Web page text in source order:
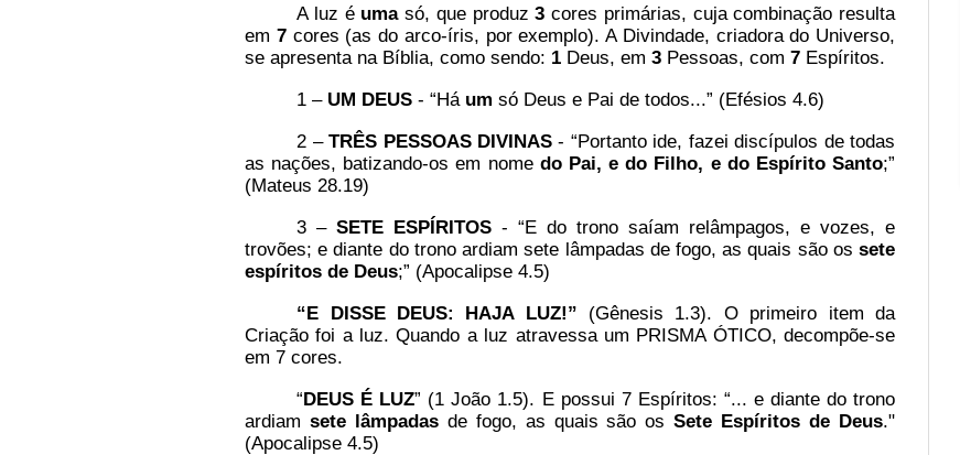
A luz é umasó, que produz3 cores primárias, cuja combinação resulta
em 7cores (as do arco-íris, por exemplo). A Divindade, criadora do Universo,
se apresenta na Bíblia, como sendo: 1 Deus, em 3 Pessoas, com 7 Espíritos.
1 – UM DEUS - “Há um só Deus e Pai de todos...” (Efésios 4.6)
2 –TRÊS PESSOAS DIVINAS- “Portanto ide, fazei discípulos de todas
as nações, batizando-os em nome do Pai, e do Filho, e do Espírito Santo;”
(Mateus 28.19)
3 –SETE ESPÍRITOS - “E do trono saíam relâmpagos, e vozes, e
trovões; e diante do trono ardiam sete lâmpadas de fogo, as quais são os sete
espíritos de Deus;” (Apocalipse 4.5)
“E DISSE DEUS: HAJA LUZ!” (Gênesis 1.3). O primeiro item da
Criação foi a luz. Quando a luz atravessa um PRISMA ÓTICO, decompõe-se
em 7 cores.
“DEUS É LUZ” (1 João 1.5). E possui 7 Espíritos: “... e diante do trono
ardiam sete lâmpadasde fogo, as quais são osSete Espíritos de Deus."
(Apocalipse 4.5)